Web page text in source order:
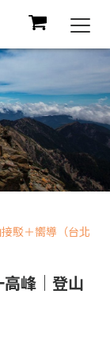
駁＋嚮導（台北
峰｜登山